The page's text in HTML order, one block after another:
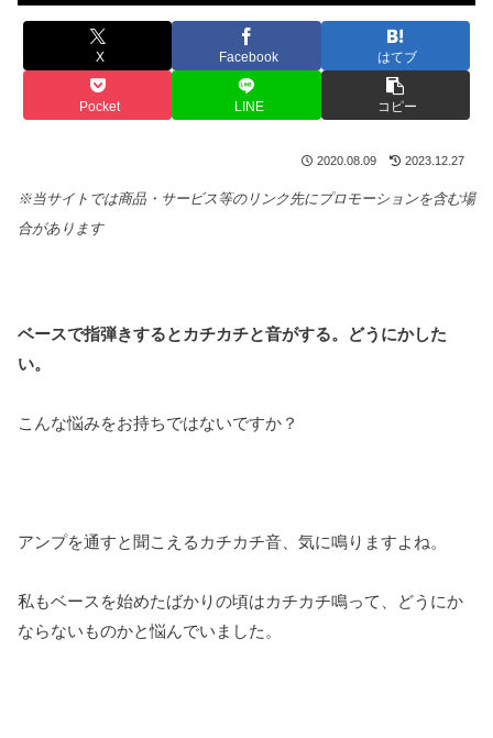
X Facebook はてブ
Pocket LINE コピー
2020.08.09 2023.12.27
※当サイトでは商品・サービス等のリンク先にプロモーションを含む場
合があります
ベースで指弾きするとカチカチと音がする。どうにかした
い。
こんな悩みをお持ちではないですか？
アンプを通すと聞こえるカチカチ音、気に鳴りますよね。
私もベースを始めたばかりの頃はカチカチ鳴って、どうにか
ならないものかと悩んでいました。